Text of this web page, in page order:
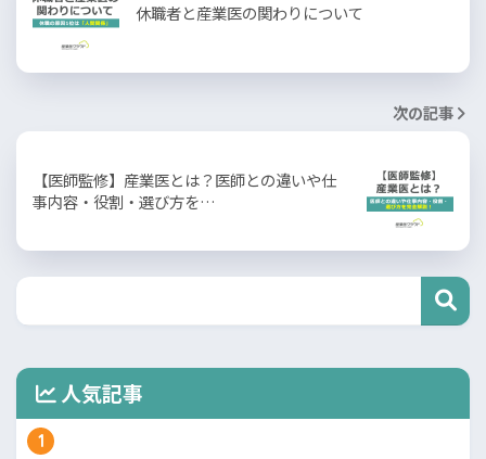
休職者と産業医の関わりについて
次の記事
【医師監修】産業医とは？医師との違いや仕
事内容・役割・選び方を…
人気記事
1